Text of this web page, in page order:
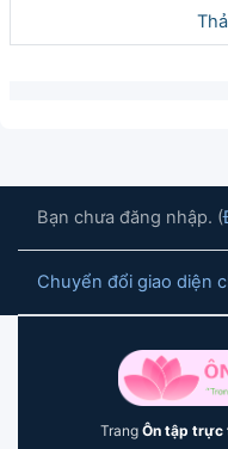
Bạn chưa đăng nhập. (
Chuyển đổi giao diện
Trang Ôn tập trực